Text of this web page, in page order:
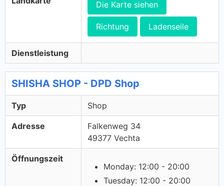
Die Karte siehen
Richtung Ladenseile
Dienstleistung
SHISHA SHOP - DPD Shop
Typ Shop
Adresse
Falkenweg 34
49377 Vechta
Öffnungszeit
Monday: 12:00 - 20:00
Tuesday: 12:00 - 20:00